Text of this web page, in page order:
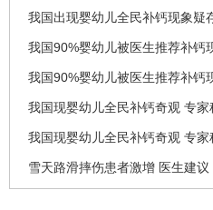
我国出现婴幼儿全民补钙现象疑
我国90%婴幼儿被医生推荐补钙
我国90%婴幼儿被医生推荐补钙
我国现婴幼儿全民补钙奇观 专
我国现婴幼儿全民补钙奇观 专
雪天路滑摔伤患者激增 医生建